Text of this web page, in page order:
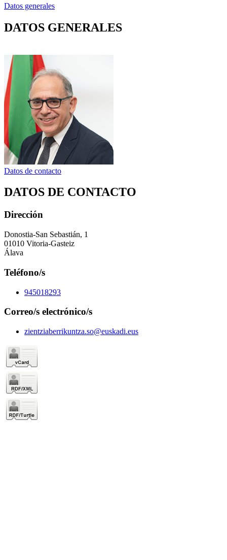
Datos generales
DATOS GENERALES
Datos de contacto
DATOS DE CONTACTO
Dirección
Donostia-San Sebastián, 1
01010 Vitoria-Gasteiz
Álava
Teléfono/s
945018293
Correo/s electrónico/s
zientziaberrikuntza.so@euskadi.eus